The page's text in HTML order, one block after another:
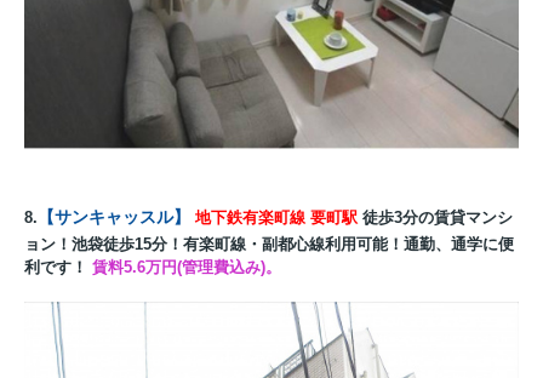
8. 【サンキャッスル】 地下鉄有楽町線 要町駅 徒歩3分の賃貸マンシ
ョン！池袋徒歩15分！有楽町線・副都心線利用可能 ！通勤、通学に便
利です！ 賃料5.6万円(管理費込み)。